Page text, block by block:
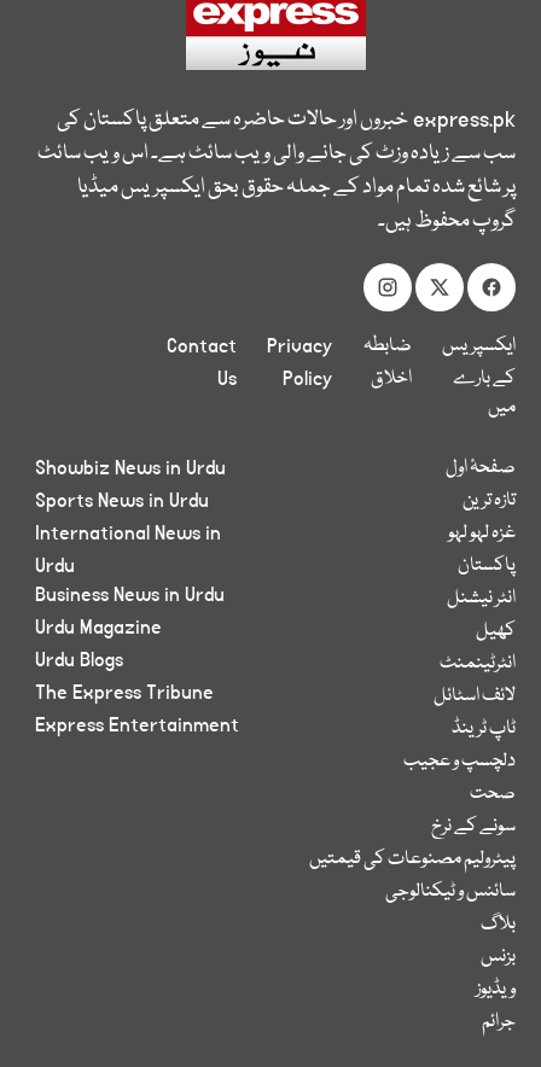
express.pkخبروں اور حالات حاضرہ سے متعلق پاکستان کی
سب سے زیادہ وزٹ کی جانے والی ویب سائٹ ہے۔ اس ویب سائٹ
پر شائع شدہ تمام مواد کے جملہ حقوق بحق ایکسپریس میڈیا
گروپ محفوظ ہیں۔
ایکسپریس
کے بارے
میں
ضابطہ
اخلاق
Privacy
Policy
Contact
Us
صفحۂ اول
تازہ ترین
غزہ لہو لہو
پاکستان
انٹر نیشنل
کھیل
انٹرٹینمنٹ
لائف اسٹائل
ٹاپ ٹرینڈ
دلچسپ و عجیب
صحت
سونے کے نرخ
پیٹرولیم مصنوعات کی قیمتیں
سائنس و ٹیکنالوجی
بلاگ
بزنس
ویڈیوز
جرائم
Showbiz News in Urdu
Sports News in Urdu
International News in
Urdu
Business News in Urdu
Urdu Magazine
Urdu Blogs
The Express Tribune
Express Entertainment